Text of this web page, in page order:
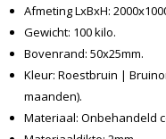
Afmeting LxBxH:
Gewicht: 100 kilo.
Bovenrand: 50x25mm.
Kleur: Roestbruin |
maanden).
Materiaal: Onbehandeld